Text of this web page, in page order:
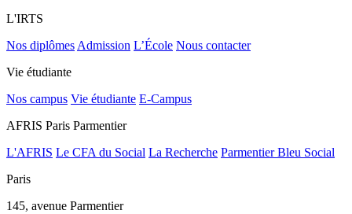
L'IRTS
Nos diplômes Admission L’École Nous contacter
Vie étudiante
Nos campus Vie étudiante E-Campus
AFRIS Paris Parmentier
L'AFRIS Le CFA du Social La Recherche Parmentier Bleu Social
Paris
145, avenue Parmentier